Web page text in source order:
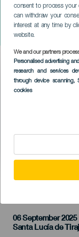
consent to process your
can withdraw your
interest at any time by
website.
We and our partners
Personalised advertising
research and services
through device scanning,
cookies
David
brazos
GRAN
Imagen
Listado
06 September 2025
Localidad
Santa Lucía de